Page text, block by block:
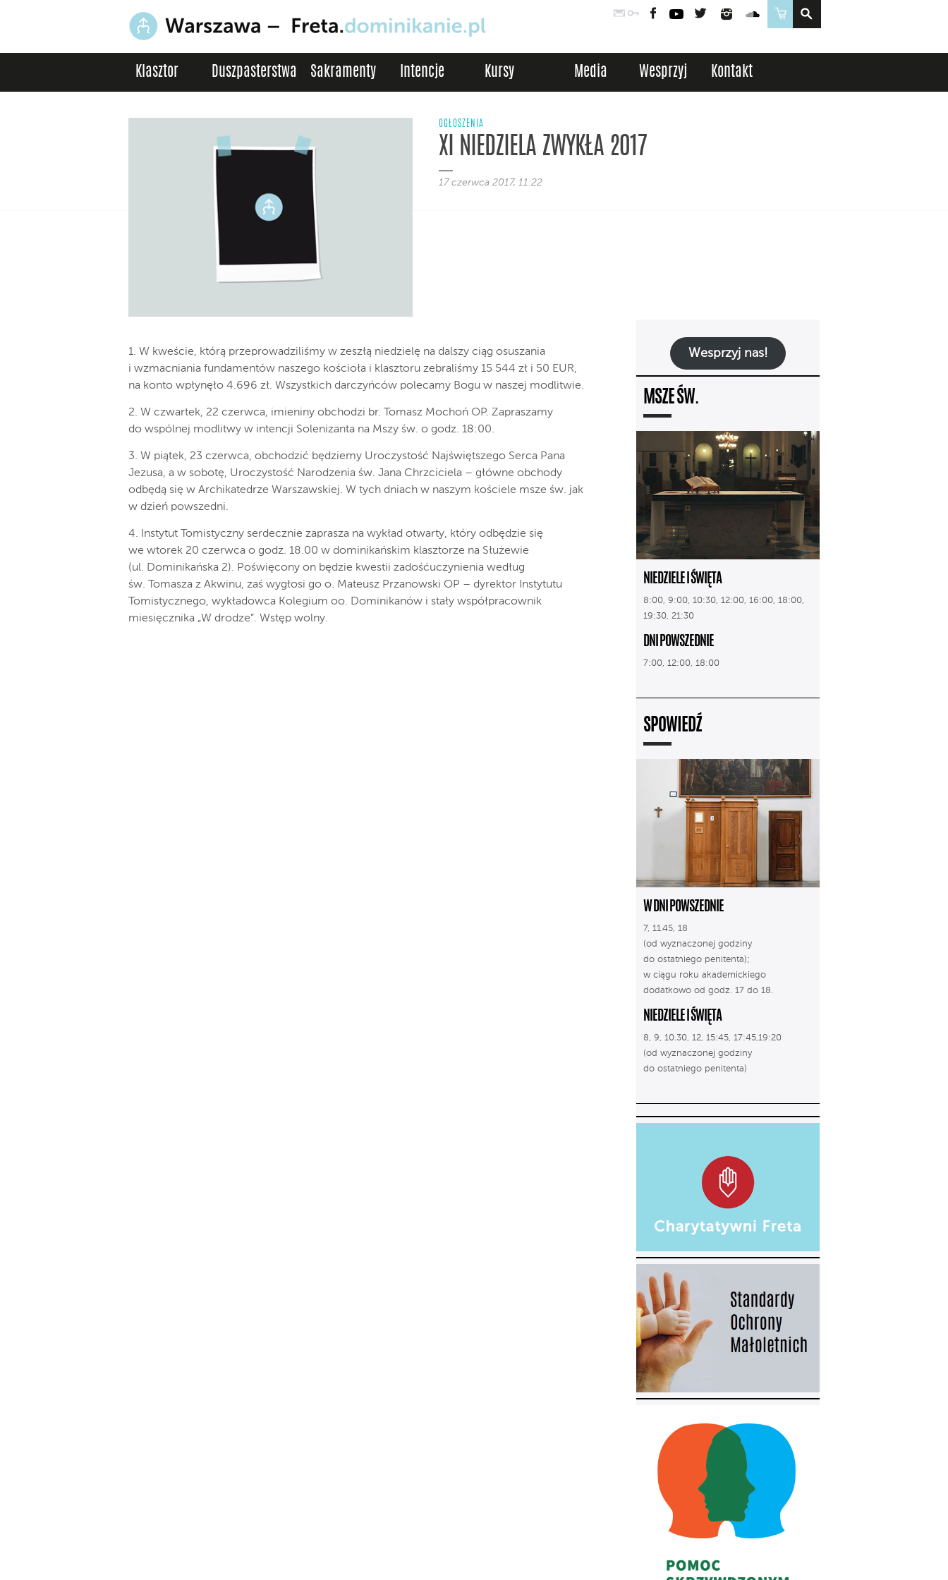
PocztaLogowanie
FacebookYouTubeTwitter InstagramSoundCloud
Sklep
Klasztor Duszpasterstwa Sakramenty Intencje Kursy Media Wesprzyj Kontakt
OGŁOSZENIA
XI NIEDZIELA ZWYKŁA 2017
17 czerwca 2017, 11:22
1. W kweście, którą przeprowadziliśmy w zeszłą niedzielę na dalszy ciąg osuszania
i wzmacniania fundamentów naszego kościoła i klasztoru zebraliśmy 15 544 zł i 50 EUR,
na konto wpłynęło 4.696 zł. Wszystkich darczyńców polecamy Bogu w naszej modlitwie.
2. W czwartek, 22 czerwca, imieniny obchodzi br. Tomasz Mochoń OP. Zapraszamy
do wspólnej modlitwy w intencji Solenizanta na Mszy św. o godz. 18:00.
3. W piątek, 23 czerwca, obchodzić będziemy Uroczystość Najświętszego Serca Pana
Jezusa, a w sobotę, Uroczystość Narodzenia św. Jana Chrzciciela – główne obchody
odbędą się w Archikatedrze Warszawskiej. W tych dniach w naszym kościele msze św. jak
w dzień powszedni.
4. Instytut Tomistyczny serdecznie zaprasza na wykład otwarty, który odbędzie się
we wtorek 20 czerwca o godz. 18.00 w dominikańskim klasztorze na Służewie
(ul. Dominikańska 2). Poświęcony on będzie kwestii zadośćuczynienia według
św. Tomasza z Akwinu, zaś wygłosi go o. Mateusz Przanowski OP – dyrektor Instytutu
Tomistycznego, wykładowca Kolegium oo. Dominikanów i stały współpracownik
miesięcznika „W drodze”. Wstęp wolny.
Wesprzyj nas!
MSZE ŚW.
NIEDZIELE I ŚWIĘTA
8:00, 9:00, 10:30, 12:00, 16:00, 18:00,
19:30, 21:30
DNI POWSZEDNIE
7:00, 12:00, 18:00
SPOWIEDŹ
W DNI POWSZEDNIE
7, 11.45, 18
(od wyznaczonej godziny
do ostatniego penitenta);
w ciągu roku akademickiego
dodatkowo od godz. 17 do 18.
NIEDZIELE I ŚWIĘTA
8, 9, 10.30, 12, 15:45, 17:45,19:20
(od wyznaczonej godziny
do ostatniego penitenta)